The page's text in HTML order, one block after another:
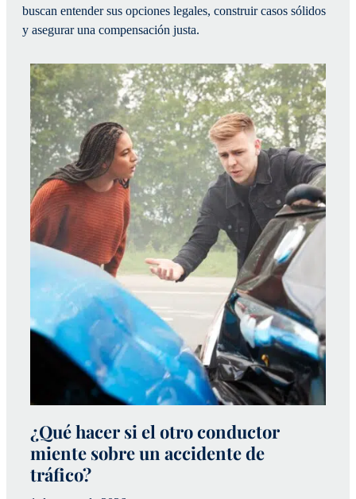
¿Qué hacer si el otro conductor
miente sobre un accidente de
tráfico?
buscan entender sus opciones legales, construir casos sólidos
y asegurar una compensación justa.